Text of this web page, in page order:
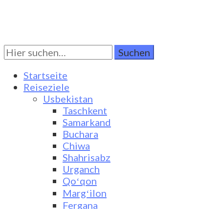
Turkestan Travel
Discover Central Asia
Suchen
Sie
nach:Startseite
Reiseziele
Usbekistan
Taschkent
Samarkand
Buchara
Chiwa
Shahrisabz
Urganch
Qoʻqon
Margʻilon
Fergana